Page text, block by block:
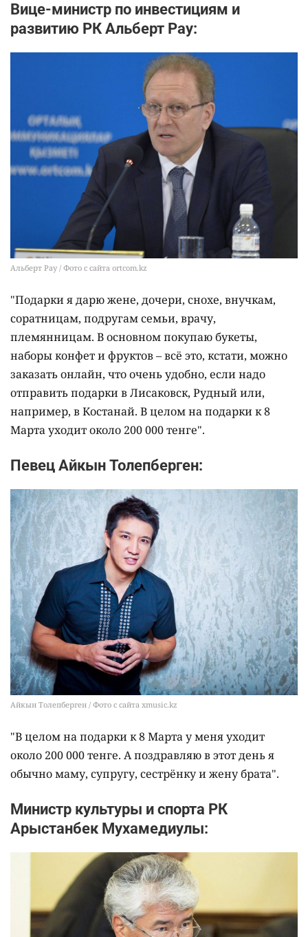
Вице-министр по инвестициям и
развитию РК Альберт Рау:
Альберт Рау / Фото с сайта ortcom.kz
"Подарки я дарю жене, дочери, снохе, внучкам,
соратницам, подругам семьи, врачу,
племянницам. В основном покупаю букеты,
наборы конфет и фруктов – всё это, кстати, можно
заказать онлайн, что очень удобно, если надо
отправить подарки в Лисаковск, Рудный или,
например, в Костанай. В целом на подарки к 8
Марта уходит около 200 000 тенге".
Певец Айкын Толепберген:
Айкын Толепберген / Фото с сайта xmusic.kz
"В целом на подарки к 8 Марта у меня уходит
около 200 000 тенге. А поздравляю в этот день я
обычно маму, супругу, сестрёнку и жену брата".
Министр культуры и спорта РК
Арыстанбек Мухамедиулы: